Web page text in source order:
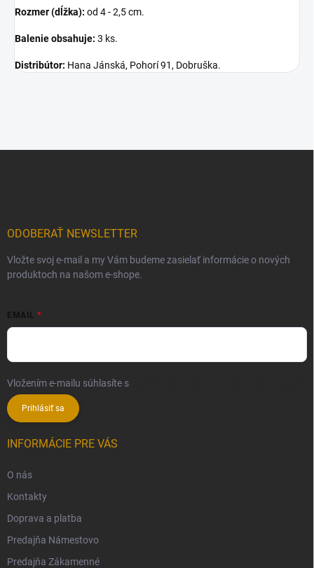
Rozmer (dĺžka): od 4 - 2,5 cm.
Balenie obsahuje: 3 ks.
Distribútor: Hana Jánská, Pohorí 91, Dobruška.
ODOBERAŤ NEWSLETTER
Vložte svoj e-mail a my Vám budeme zasielať informácie o nových
produktoch na našom e-shope.
EMAIL
Vložením e-mailu súhlasíte s
Prihlásiť sa
INFORMÁCIE PRE VÁS
O nás
Kontakty
Doprava a platba
Predajňa Námestovo
Predajňa Zákamenné